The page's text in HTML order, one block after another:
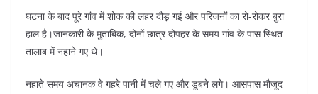
घटना के बाद पूरे गांव में शोक की लहर दौड़ गई और परिजनों का रो-रोकर बुरा
हाल है।जानकारी के मुताबिक, दोनों छात्र दोपहर के समय गांव के पास स्थित
तालाब में नहाने गए थे।
नहाते समय अचानक वे गहरे पानी में चले गए और डूबने लगे। आसपास मौजूद